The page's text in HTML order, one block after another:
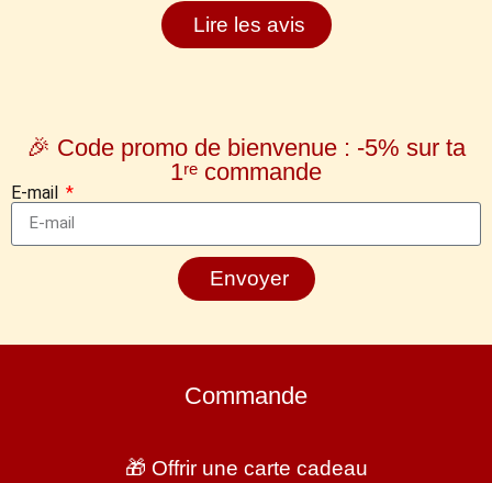
Lire les avis
🎉 Code promo de bienvenue : -5% sur ta
1ʳᵉ commande
E-mail
Envoyer
Commande
🎁 Offrir une carte cadeau